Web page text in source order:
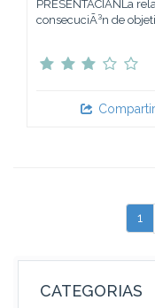
PRESENTACIÃNLa
consecuciÃ³n de
Compartir
1
CATEGORIAS